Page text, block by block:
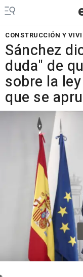
CONSTRUCCIÓN Y
Sánchez
duda" de
sobre la
que se